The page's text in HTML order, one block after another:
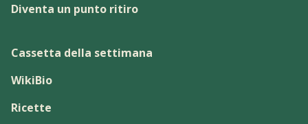
Diventa un punto ritiro
Cassetta della settimana
WikiBio
Ricette